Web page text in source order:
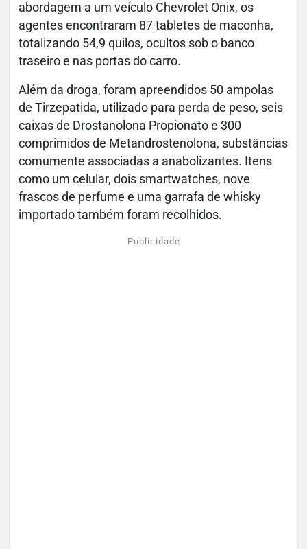
abordagem a um veículo Chevrolet Onix, os
agentes encontraram 87 tabletes de maconha,
totalizando 54,9 quilos, ocultos sob o banco
traseiro e nas portas do carro.
Além da droga, foram apreendidos 50 ampolas
de Tirzepatida, utilizado para perda de peso, seis
caixas de Drostanolona Propionato e 300
comprimidos de Metandrostenolona, substâncias
comumente associadas a anabolizantes. Itens
como um celular, dois smartwatches, nove
frascos de perfume e uma garrafa de whisky
importado também foram recolhidos.
Publicidade